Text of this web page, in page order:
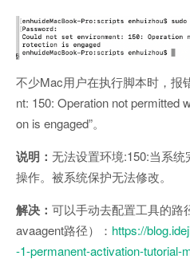
不少Mac用户在执行脚本时，报
nt: 150: Operation not permitted
on is engaged”。
说明： 无法设置环境:150:当系
操作。被系统保护无法修改。
解决： 可以手动去配置工具的路
avaagent路径）： https://
-1-permanent-activation-tutorial-